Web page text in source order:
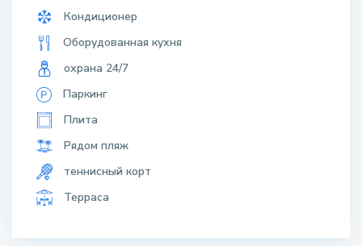
Кондиционер
Оборудованная кухня
охрана 24/7
Паркинг
Плита
Рядом пляж
теннисный корт
Терраса